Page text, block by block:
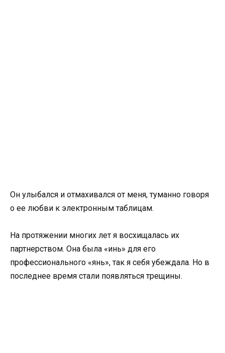
Он улыбался и отмахивался от меня, туманно говоря
о ее любви к электронным таблицам.
На протяжении многих лет я восхищалась их
партнерством. Она была «инь» для его
профессионального «янь», так я себя убеждала. Но в
последнее время стали появляться трещины.